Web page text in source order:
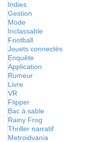
Indies
Gestion
Mode
Inclassable
Football
Jouets connectés
Enquête
Application
Rumeur
Livre
VR
Flipper
Bac à sable
Rainy Frog
Thriller narratif
Metroidvania